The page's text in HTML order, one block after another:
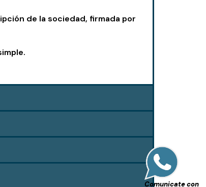
Comunicate con
de la sociedad, firmada por